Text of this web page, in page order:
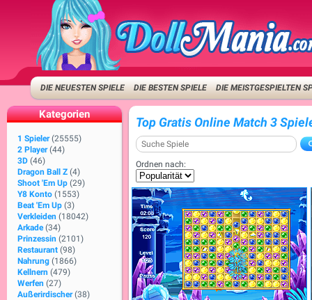
DIE NEUESTEN SPIELE DIE BESTEN SPIELE DIE MEISTGESPIELTEN
Kategorien
1 Spieler (25555)
2 Player (44)
3D (46)
Dragon Ball Z (4)
Shoot 'Em Up (29)
Y8 Konto (1553)
Beat 'Em Up (3)
Verkleiden (18042)
Arkade (34)
Prinzessin (2101)
Restaurant (98)
Nahrung (1866)
Kellnern (479)
Werfen (27)
Außerirdischer (38)
Top Gratis Online Match 3
Ordnen nach: